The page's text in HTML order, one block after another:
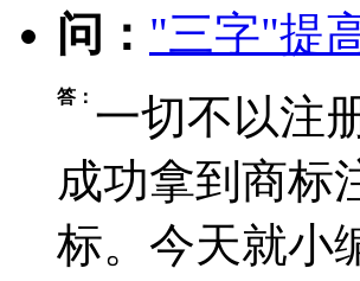
问： "三字"提
答： 一切不以注
成功拿到商标
标。今天就小